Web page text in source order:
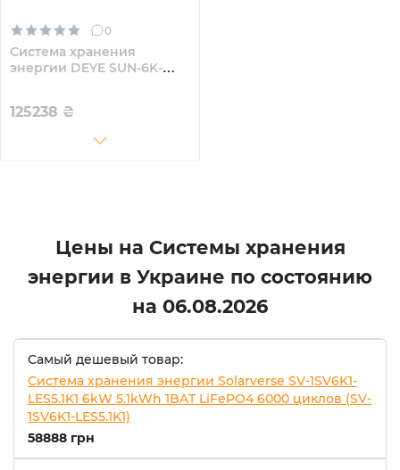
0
Система хранения
энергии DEYE SUN-6K-
LiFePO4 6000 циклов
125238 ₴
Цены на Системы хранения
энергии в Украине по состоянию
на 06.08.2026
Самый дешевый товар:
Система хранения энергии Solarverse SV-1SV6K1-
LES5.1K1 6kW 5.1kWh 1BAT LiFePO4 6000 циклов (SV-
1SV6K1-LES5.1K1)
58888 грн